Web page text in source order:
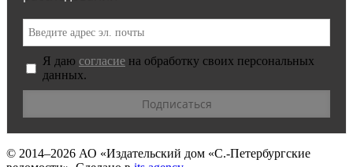
Я даю согласие на обработку своих персональных
данных.
© 2014–2026 АО «Издательский дом «С.-Петербургские